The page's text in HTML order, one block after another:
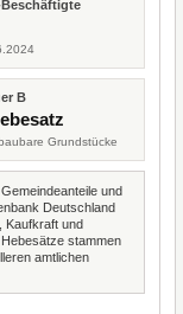
B
Grundstücke
und
Deutschland
Kaufkraft und
stammen
amtlichen